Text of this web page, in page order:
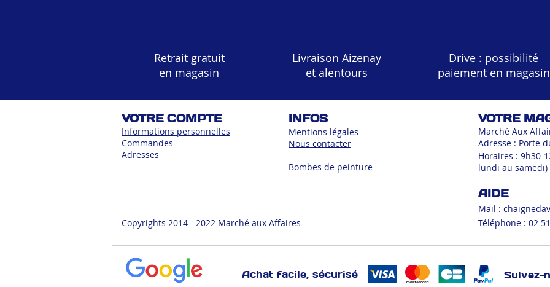
Retrait gratuit
en magasin
Livraison Aizenay
et alentours
Drive : possibilité
paiement en magasin
VOTRE COMPTE
Informations personnelles
Commandes
Adresses
INFOS
Mentions légales
Nous contacter
Bombes de peinture
Copyrights 2014 - 2022 Marché aux Affaires
VOTRE
Marché Aux
Adresse : Porte
Horaires : 9h30-
lundi au samedi)
AIDE
Mail :
Téléphone : 02
Achat facile, sécurisé Suivez-